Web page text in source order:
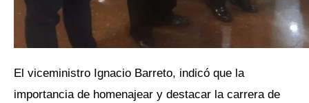
El viceministro Ignacio Barreto, indicó que la
importancia de homenajear y destacar la carrera de